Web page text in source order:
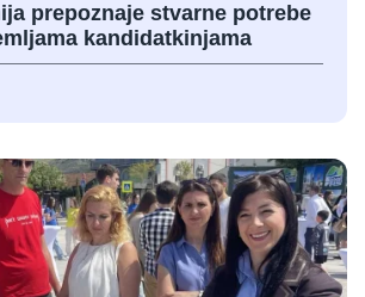
prepoznaje stvarne potrebe
kandidatkinjama